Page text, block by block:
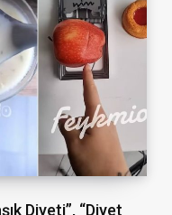
Diyeti”, “Diyet